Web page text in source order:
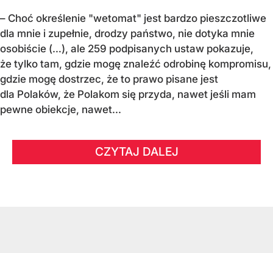
– Choć określenie "wetomat" jest bardzo pieszczotliwe
dla mnie i zupełnie, drodzy państwo, nie dotyka mnie
osobiście (…), ale 259 podpisanych ustaw pokazuje,
że tylko tam, gdzie mogę znaleźć odrobinę kompromisu,
gdzie mogę dostrzec, że to prawo pisane jest
dla Polaków, że Polakom się przyda, nawet jeśli mam
pewne obiekcje, nawet...
CZYTAJ DALEJ